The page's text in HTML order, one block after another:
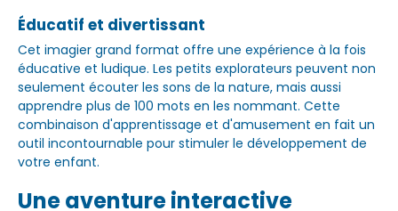
Éducatif et divertissant
Cet imagier grand format offre une expérience à la fois
éducative et ludique. Les petits explorateurs peuvent non
seulement écouter les sons de la nature, mais aussi
apprendre plus de 100 mots en les nommant. Cette
combinaison d'apprentissage et d'amusement en fait un
outil incontournable pour stimuler le développement de
votre enfant.
Une aventure interactive